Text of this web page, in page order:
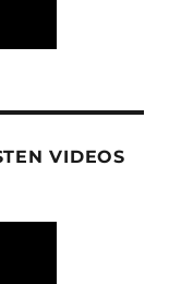
VIDEOS